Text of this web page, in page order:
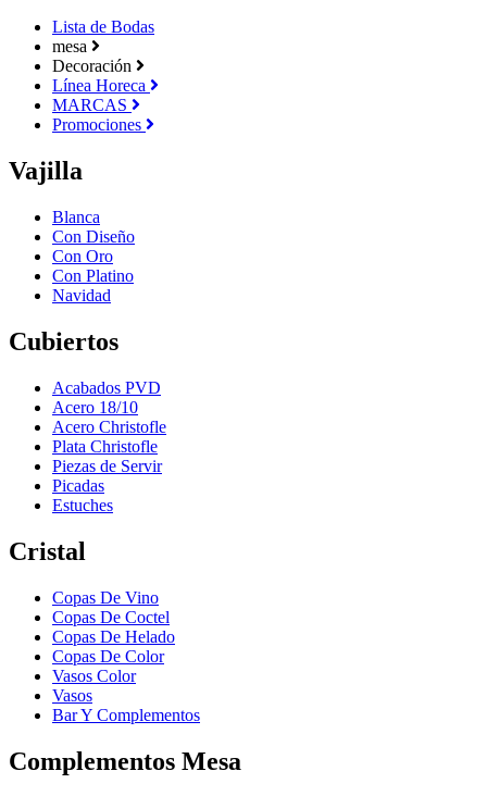
Lista de Bodas
mesa
Decoración
Línea Horeca
MARCAS
Promociones
Vajilla
Blanca
Con Diseño
Con Oro
Con Platino
Navidad
Cubiertos
Acabados PVD
Acero 18/10
Acero Christofle
Plata Christofle
Piezas de Servir
Picadas
Estuches
Cristal
Copas De Vino
Copas De Coctel
Copas De Helado
Copas De Color
Vasos Color
Vasos
Bar Y Complementos
Complementos Mesa